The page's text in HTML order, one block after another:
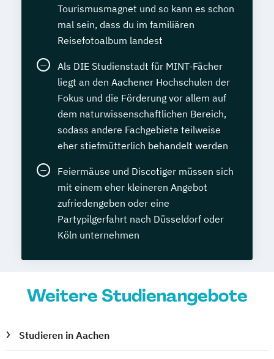
Tourismusmagnet und so kann es schon
mal sein, dass du im familiären
Reisefotoalbum landest
Als DIE Studienstadt für MINT-Fächer
liegt an den Aachener Hochschulen der
Fokus und die Förderung vor allem auf
dem naturwissenschaftlichen Bereich,
sodass andere Fachgebiete teilweise
eher stiefmütterlich behandelt werden
Feiermäuse und Discotiger müssen sich
mit einem eher kleineren Angebot
zufriedengeben oder eine
Partypilgerfahrt nach Düsseldorf oder
Köln unternehmen
Weitere Studienangebote
Studieren in Aachen